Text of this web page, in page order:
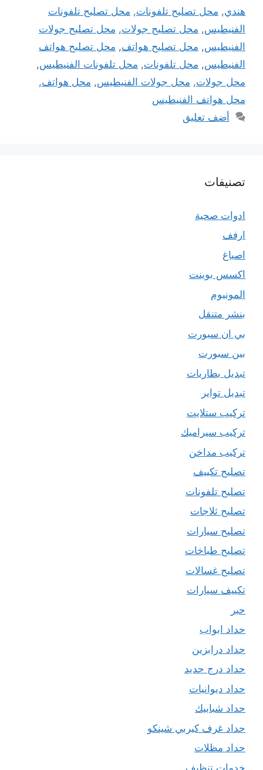
هندي, محل تصليح تلفونات, محل تصليح تلفونات
الفنيطيس, محل تصليح جولات, محل تصليح جولات
الفنيطيس, محل تصليح هواتف, محل تصليح هواتف
الفنيطيس, محل تلفونات, محل تلفونات الفنيطيس,
محل جولات, محل جولات الفنيطيس, محل هواتف,
محل هواتف الفنيطيس
أضف تعليق
تصنيفات
ادوات صحية
ارفف
اصباغ
اكسس بوينت
المونيوم
بنشر متنقل
بي ان سبورت
بين سبورت
تبديل بطاريات
تبديل تواير
تركيب ستلايت
تركيب سيراميك
تركيب مداخن
تصليح تكييف
تصليح تلفونات
تصليح ثلاجات
تصليح سيارات
تصليح طباخات
تصليح غسالات
تكييف سيارات
حبر
حداد ابواب
حداد درابزين
حداد درج حديد
حداد ديوانيات
حداد شبابيك
حداد غرف كيربي شينكو
حداد مظلات
خدمات تنظيف